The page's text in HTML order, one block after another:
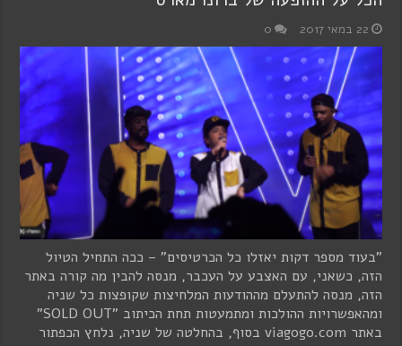
22 במאי 2017 0
"בעוד מספר דקות יאזלו כל הכרטיסים" – ככה התחיל הטיול
הזה, כשאני, עם האצבע על העכבר, מנסה להבין מה קורה באתר
הזה, מנסה להתעלם מההודעות המלחיצות שקופצות כל שניה
ומהאפשרויות ההולכות ומתמעטות תחת הכיתוב "SOLD OUT"
באתר viagogo.com בסוף, בהחלטה של שניה, נלחץ הכפתור